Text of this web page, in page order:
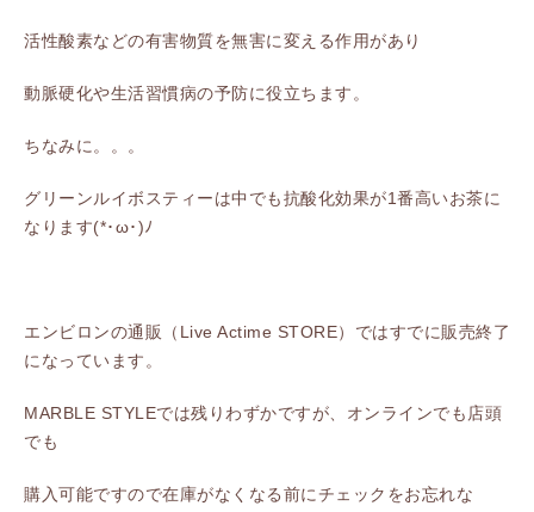
活性酸素などの有害物質を無害に変える作用があり
動脈硬化や生活習慣病の予防に役立ちます。
ちなみに。。。
グリーンルイボスティーは中でも抗酸化効果が1番高いお茶に
なります(*･ω･)ﾉ
エンビロンの通販（Live Actime STORE）ではすでに販売終了
になっています。
MARBLE STYLEでは残りわずかですが、オンラインでも店頭
でも
購入可能ですので在庫がなくなる前にチェックをお忘れな